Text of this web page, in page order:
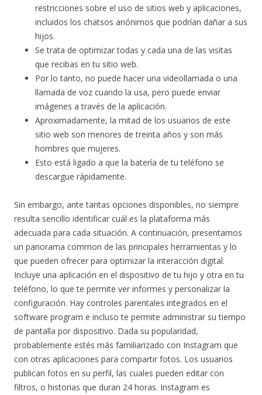
restricciones sobre el uso de sitios web y aplicaciones,
incluidos los chatsos anónimos que podrían dañar a sus
hijos.
Se trata de optimizar todas y cada una de las visitas
que recibas en tu sitio web.
Por lo tanto, no puede hacer una videollamada o una
llamada de voz cuando la usa, pero puede enviar
imágenes a través de la aplicación.
Aproximadamente, la mitad de los usuarios de este
sitio web son menores de treinta años y son más
hombres que mujeres.
Esto está ligado a que la batería de tu teléfono se
descargue rápidamente.
Sin embargo, ante tantas opciones disponibles, no siempre
resulta sencillo identificar cuál es la plataforma más
adecuada para cada situación. A continuación, presentamos
un panorama common de las principales herramientas y lo
que pueden ofrecer para optimizar la interacción digital.
Incluye una aplicación en el dispositivo de tu hijo y otra en tu
teléfono, lo que te permite ver informes y personalizar la
configuración. Hay controles parentales integrados en el
software program e incluso te permite administrar su tiempo
de pantalla por dispositivo. Dada su popularidad,
probablemente estés más familiarizado con Instagram que
con otras aplicaciones para compartir fotos. Los usuarios
publican fotos en su perfil, las cuales pueden editar con
filtros, o historias que duran 24 horas. Instagram es